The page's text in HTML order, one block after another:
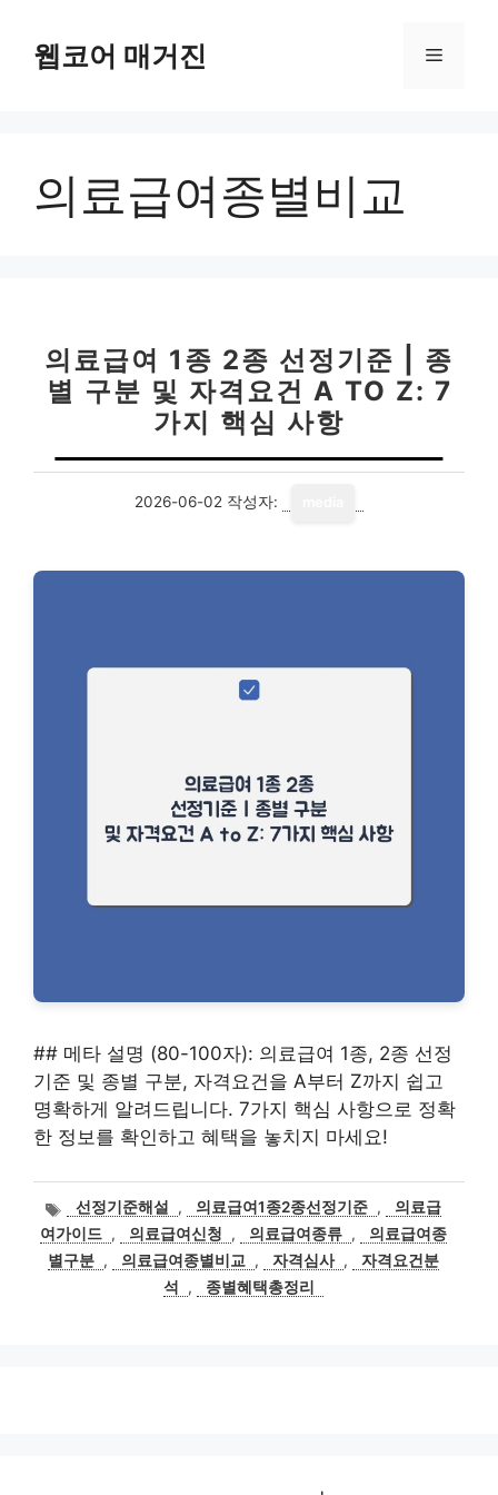
웹코어 매거진 메
의료급여종별비교
의료급여 1종 2종 선정기준 | 종
별 구분 및 자격요건 A TO Z: 7
가지 핵심 사항
2026-06-02 작성자:
## 메타 설명 (80-100자): 의료급여 1종, 2종 선정
기준 및 종별 구분, 자격요건을 A부터 Z까지 쉽고
명확하게 알려드립니다. 7가지 핵심 사항으로 정확
한 정보를 확인하고 혜택을 놓치지 마세요!
태
그
선정기준해설 , 의료급여1종2종선정기준 ,
의료급
여가이드 , 의료급여신청 , 의료급여종류 ,
의료급여종
별구분 , 의료급여종별비교 , 자격심사 ,
자격요건분
석
, 종별혜택총정리